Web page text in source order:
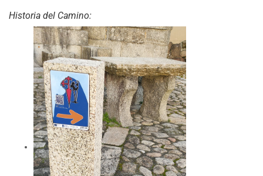
Historia del Camino: